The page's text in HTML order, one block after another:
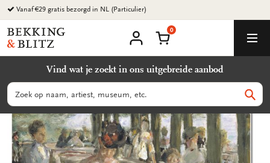
Ga
naar
content
Vanaf €29 gratis bezorgd in NL (Particulier)
Bekking
&
B.V.
account
Winkelmand
0
Vind wat je zoekt in ons uitgebreide aanbod
Zoeken